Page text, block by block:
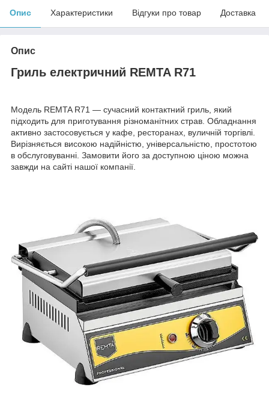
Опис Характеристики Відгуки про товар Доставка
Опис
Гриль електричний REMTA R71
Модель REMTA R71 — сучасний контактний гриль, який
підходить для приготування різноманітних страв. Обладнання
активно застосовується у кафе, ресторанах, вуличній торгівлі.
Вирізняється високою надійністю, універсальністю, простотою
в обслуговуванні. Замовити його за доступною ціною можна
завжди на сайті нашої компанії.